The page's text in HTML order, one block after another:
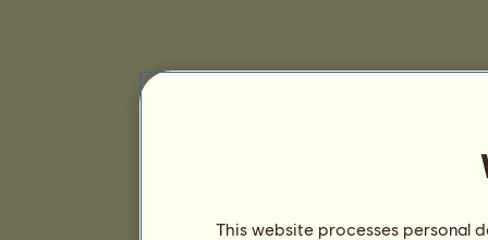
This website processes personal